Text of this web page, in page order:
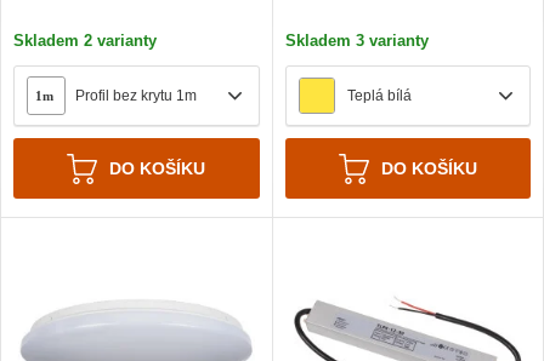
Skladem 2 varianty
1m Profil bez krytu 1m
DO KOŠÍKU
Skladem 3 varianty
Teplá bílá
DO KOŠÍKU